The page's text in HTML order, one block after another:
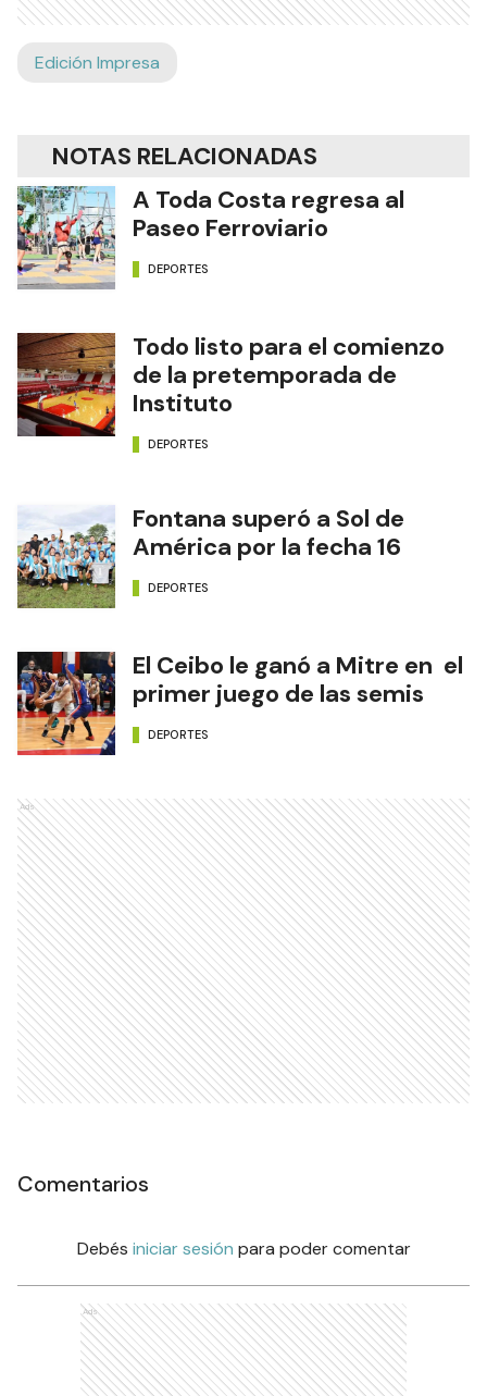
Edición Impresa
NOTAS RELACIONADAS
A Toda Costa regresa al
Paseo Ferroviario
DEPORTES
Todo listo para el comienzo
de la pretemporada de
Instituto
DEPORTES
Fontana superó a Sol de
América por la fecha 16
DEPORTES
El Ceibo le ganó a Mitre en el
primer juego de las semis
DEPORTES
Ads
Comentarios
Debés iniciar sesión para poder comentar
Ads